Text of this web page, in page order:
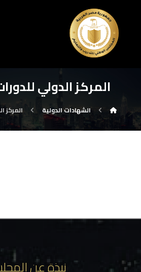
المركز الدولي
الشهادات الدولية المركز
نبذة عن